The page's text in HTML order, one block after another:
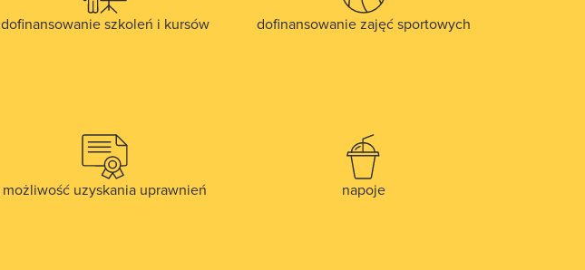
dofinansowanie szkoleń i kursów dofinansowanie zajęć sportowych
możliwość uzyskania uprawnień napoje